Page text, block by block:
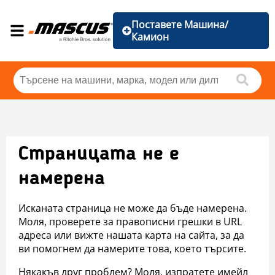
Поставете Машина/
Камион
Страницата не е
намерена
Исканата страница не може да бъде намерена.
Моля, проверете за правописни грешки в URL
адреса или вижте нашата карта на сайта, за да
ви помогнем да намерите това, което търсите.
Някакъв друг проблем? Моля, изпратете имейл